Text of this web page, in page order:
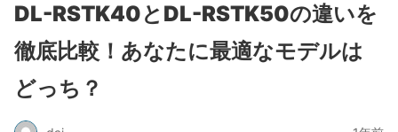
DL-RSTK40とDL-RSTK50の違いを
徹底比較！あなたに最適なモデルは
どっち？